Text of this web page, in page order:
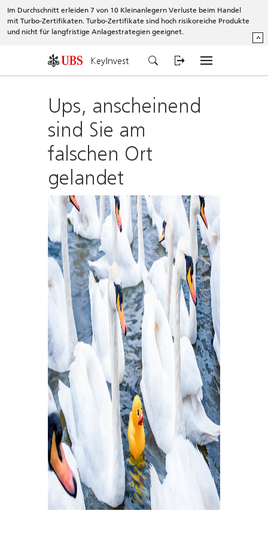
Im Durchschnitt erleiden 7 von 10 Kleinanlegern Verluste beim Handel
mit Turbo-Zertifikaten. Turbo-Zertifikate sind hoch risikoreiche Produkte
und nicht für langfristige Anlagestrategien geeignet.
^
KeyInvest
Ups, anscheinend
sind Sie am
falschen Ort
gelandet